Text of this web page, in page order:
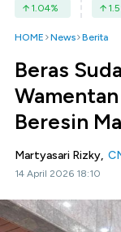
1.04% 1.5
HOME News Berita
Beras
Beresin
Martyasari Rizky,
14 April 2026 18:10